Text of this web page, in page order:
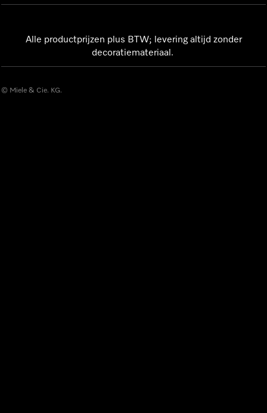
Alle productprijzen plus BTW; levering altijd zonder
decoratiemateriaal.
© Miele & Cie. KG.